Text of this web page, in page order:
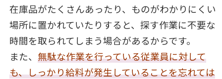
在庫品がたくさんあったり、ものがわかりにくい
場所に置かれていたりすると、探す作業に不要な
時間を取られてしまう場合があるからです。
また、 無駄な作業を行っている従業員に対して
も、しっかり給料が発生していることを忘れては